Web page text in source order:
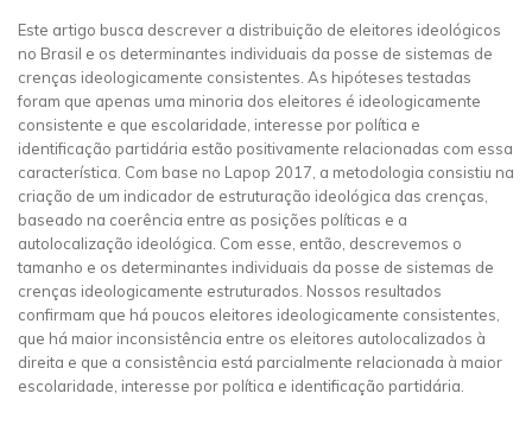
Este artigo busca descrever a distribuição de eleitores ideológicos
no Brasil e os determinantes individuais da posse de sistemas de
crenças ideologicamente consistentes. As hipóteses testadas
foram que apenas uma minoria dos eleitores é ideologicamente
consistente e que escolaridade, interesse por política e
identificação partidária estão positivamente relacionadas com essa
característica. Com base no Lapop 2017, a metodologia consistiu na
criação de um indicador de estruturação ideológica das crenças,
baseado na coerência entre as posições políticas e a
autolocalização ideológica. Com esse, então, descrevemos o
tamanho e os determinantes individuais da posse de sistemas de
crenças ideologicamente estruturados. Nossos resultados
confirmam que há poucos eleitores ideologicamente consistentes,
que há maior inconsistência entre os eleitores autolocalizados à
direita e que a consistência está parcialmente relacionada à maior
escolaridade, interesse por política e identificação partidária.